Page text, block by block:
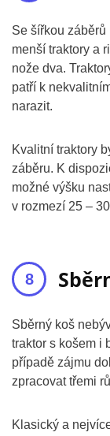
Se šířkou
menší traktory a
nože dva.
patří k
narazit.
Kvalitní traktory
záběru. K
možné výšku
v rozmezí 25 –
Sběrný koš
traktor s košem i
případě zájmu
zpracovat třemi
Klasický a